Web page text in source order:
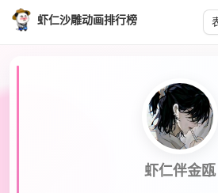
虾仁沙雕动画排行榜
虾仁伴金瓯